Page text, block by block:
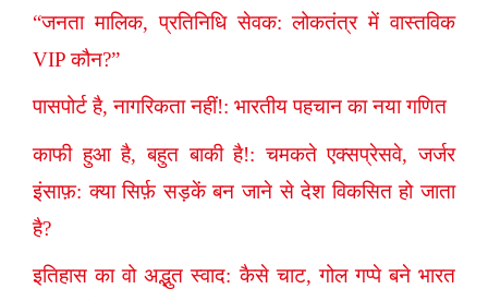
“जनता मालिक, प्रतिनिधि सेवक: लोकतंत्र में वास्तविक
VIP कौन?”
पासपोर्ट है, नागरिकता नहीं!: भारतीय पहचान का नया गणित
काफी हुआ है, बहुत बाकी है!: चमकते एक्सप्रेसवे, जर्जर
इंसाफ़: क्या सिर्फ़ सड़कें बन जाने से देश विकसित हो जाता
है?
इतिहास का वो अद्भुत स्वाद: कैसे चाट, गोल गप्पे बने भारत